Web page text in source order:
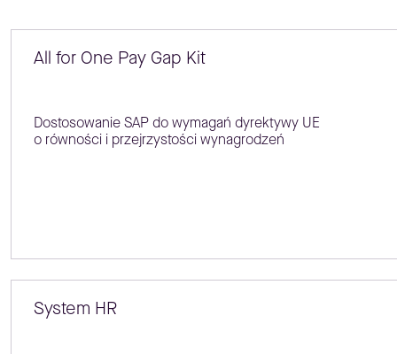
All for One Pay Gap Kit
Dostosowanie SAP do wymagań dyrektywy UE
o równości i przejrzystości wynagrodzeń
System HR